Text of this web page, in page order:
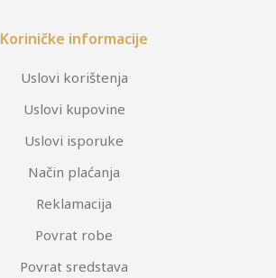
Koriničke informacije
Uslovi korištenja
Uslovi kupovine
Uslovi isporuke
Način plaćanja
Reklamacija
Povrat robe
Povrat sredstava